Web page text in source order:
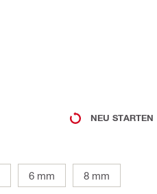
NEU STARTEN
6 mm 8 mm